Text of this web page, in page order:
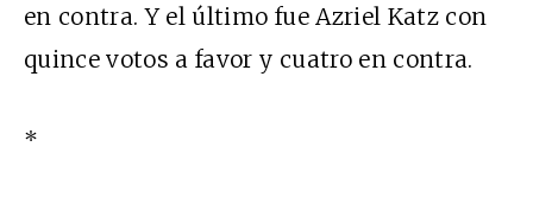
en contra. Y el último fue Azriel Katz con
quince votos a favor y cuatro en contra.
*